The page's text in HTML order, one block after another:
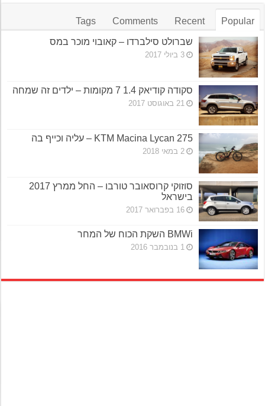
Popular
Recent
Comments
Tags
שברולט סילברדו – קאובוי מוכר במס
3 ביולי 2017
סקודה קודיאק 1.4 7 מקומות – ילדים זה שמחה
21 באוגוסט 2017
KTM Macina Lycan 275 – עליה וכייף בה
2 במאי 2018
סוזוקי קרוסאובר טורבו – החל ממרץ 2017
בישראל
16 בפברואר 2017
BMWi השקת הכוח של המחר
1 בנובמבר 2016